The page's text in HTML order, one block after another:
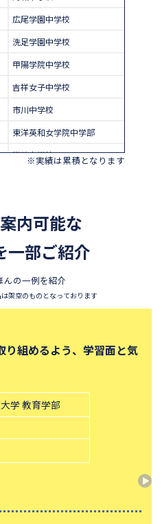
広尾学園中学校
洗足学園中学校
甲陽学院中学校
吉祥女子中学校
市川中学校
東洋英和女学院中学部
巣鴨中学校
須磨学園中学校
白百合学園中学校
立教新座中学校
三田国際科学学園中学校
中央大学附属横浜中学校
青山学院横浜英和中学校
大宮開成中学校
品川女子学院中等部
田園調布学園中等部
※実績は累積となります
内可能な
一部ご紹介
んの一例を紹介
架空のものとなっております
り組めるよう、学習面と気
学 教育学部